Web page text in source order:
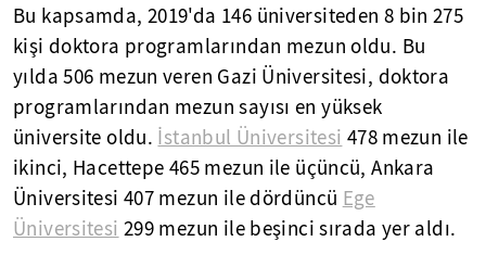
Bu kapsamda, 2019'da 146 üniversiteden 8 bin 275
kişi doktora programlarından mezun oldu. Bu
yılda 506 mezun veren Gazi Üniversitesi, doktora
programlarından mezun sayısı en yüksek
üniversite oldu. İstanbul Üniversitesi 478 mezun ile
ikinci, Hacettepe 465 mezun ile üçüncü, Ankara
Üniversitesi 407 mezun ile dördüncü Ege
Üniversitesi 299 mezun ile beşinci sırada yer aldı.